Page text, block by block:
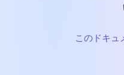
このドキュ